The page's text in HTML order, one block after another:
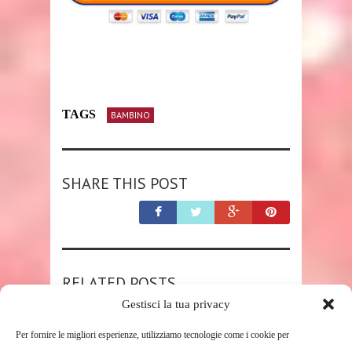
Gestisci la tua privacy
Per fornire le migliori esperienze, utilizziamo tecnologie come i cookie per
TAGS BAMBINO
SHARE THIS POST
RELATED POSTS